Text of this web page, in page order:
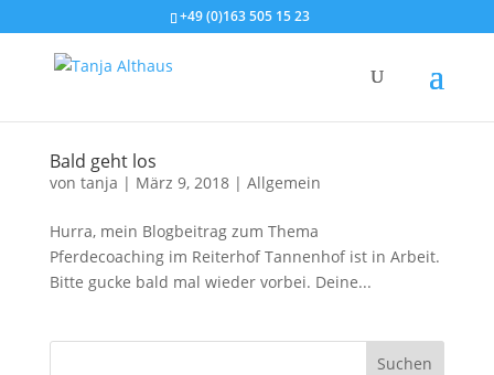
+49 (0)163 505 15 23
Bald geht los
von tanja | März 9, 2018| Allgemein
Hurra, mein Blogbeitrag zum Thema
Pferdecoaching im Reiterhof Tannenhof ist in Arbeit.
Bitte gucke bald mal wieder vorbei. Deine...